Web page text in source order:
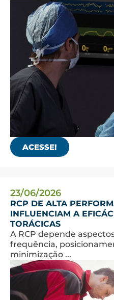
ACESSE!
23/06/2026
RCP DE ALTA
INFLUENCIAM A
TORÁCICAS
A RCP depende
frequência,
minimização ...